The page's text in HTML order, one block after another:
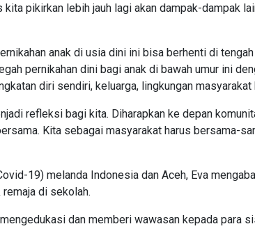
kita pikirkan lebih jauh lagi akan dampak-dampak
anak di usia dini ini bisa berhenti di
pernikahan dini bagi anak di bawah umur ini
diri sendiri, keluarga, lingkungan
refleksi bagi kita. Diharapkan ke depan
Kita sebagai masyarakat harus bersama-
19) melanda Indonesia dan Aceh, Eva
di sekolah.
dan memberi wawasan kepada para